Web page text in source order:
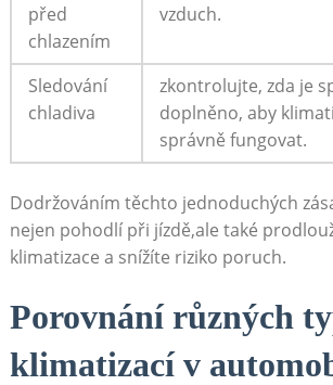
před⁢
chlazením
vzduch.
Sledování
chladiva
zkontrolujte, zda je
‌doplněno, aby⁣
správně‍ fungovat.
Dodržováním těchto jednoduchých​
nejen pohodlí při jízdě,ale také
klimatizace‌ a snížíte ​riziko ⁤poruch.
Porovnání různých
klimatizací v